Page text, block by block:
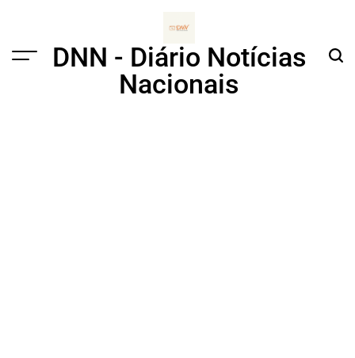
Menu
DNN - Diário Notícias
Nacionais